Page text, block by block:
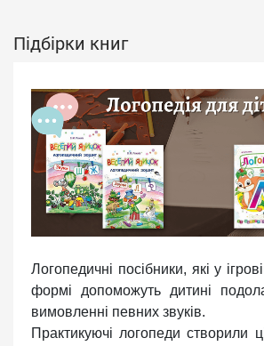
Підбірки книг
Логопедичні посібники, які у
формі допоможуть дитині
вимовленні певних звуків.
Практикуючі логопеди створили